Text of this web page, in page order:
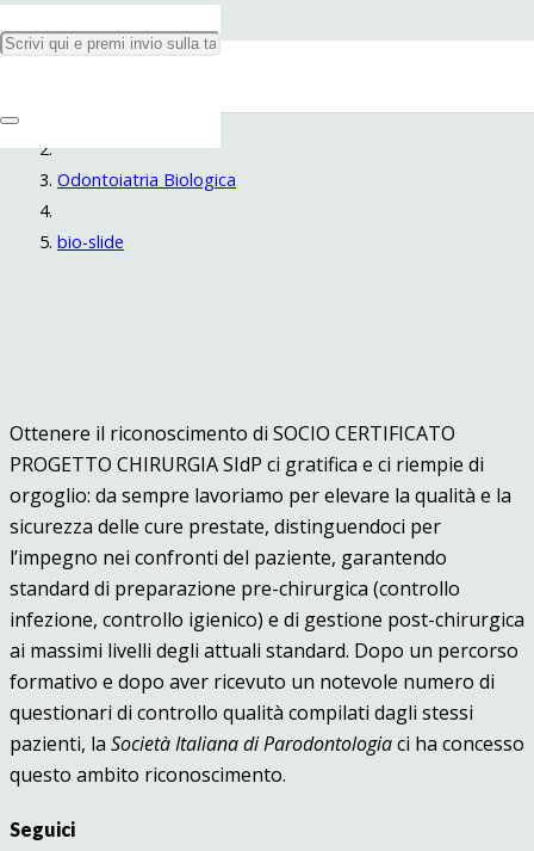
bio-slide
Odontoiatria Biologica
bio-slide
Ottenere il riconoscimento di SOCIO CERTIFICATO
PROGETTO CHIRURGIA SIdP ci gratifica e ci riempie di
orgoglio: da sempre lavoriamo per elevare la qualità e la
sicurezza delle cure prestate, distinguendoci per
l’impegno nei confronti del paziente, garantendo
standard di preparazione pre-chirurgica (controllo
infezione, controllo igienico) e di gestione post-chirurgica
ai massimi livelli degli attuali standard. Dopo un percorso
formativo e dopo aver ricevuto un notevole numero di
questionari di controllo qualità compilati dagli stessi
pazienti, la Società Italiana di Parodontologiaci ha concesso
questo ambito riconoscimento.
Seguici